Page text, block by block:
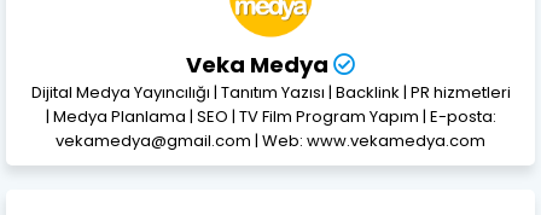
Veka Medya
Dijital Medya Yayıncılığı | Tanıtım Yazısı | Backlink | PR hizmetleri
| Medya Planlama | SEO | TV Film Program Yapım | E-posta:
vekamedya@gmail.com | Web: www.vekamedya.com